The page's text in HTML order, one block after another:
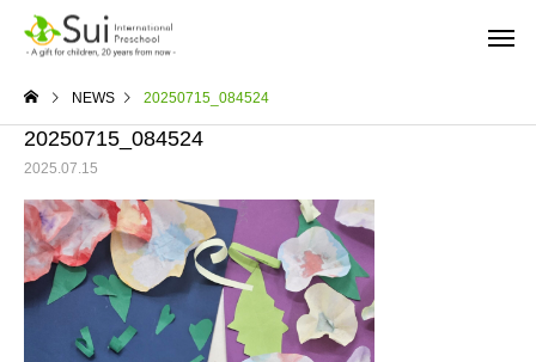
NEWS 20250715_084524
20250715_084524
2025.07.15